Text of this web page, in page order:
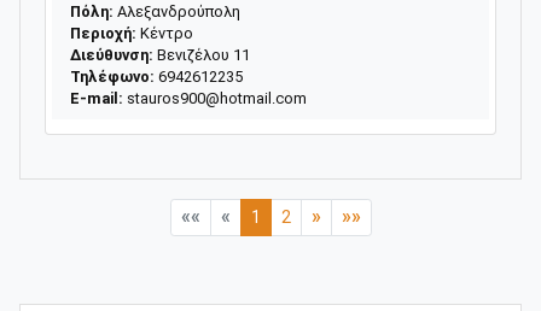
Πόλη: Αλεξανδρούπολη
Περιοχή: Κέντρο
Διεύθυνση: Βενιζέλου 11
Τηλέφωνο: 6942612235
E-mail: stauros900@hotmail.com
«« « 1 2 » »»